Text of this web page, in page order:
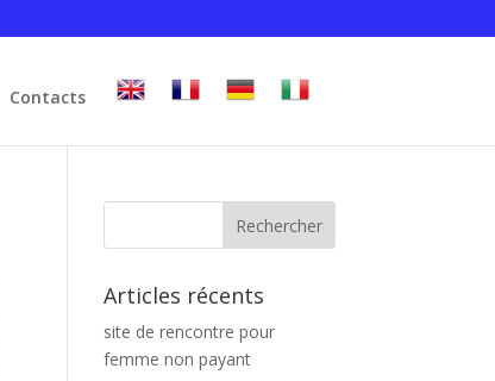
Contacts
Articles récents
site de rencontre pour
femme non payant